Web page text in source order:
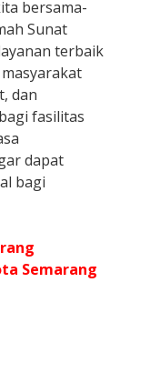
bersama-
Sunat
terbaik
dan
fasilitas
dapat
bagi
Semarang